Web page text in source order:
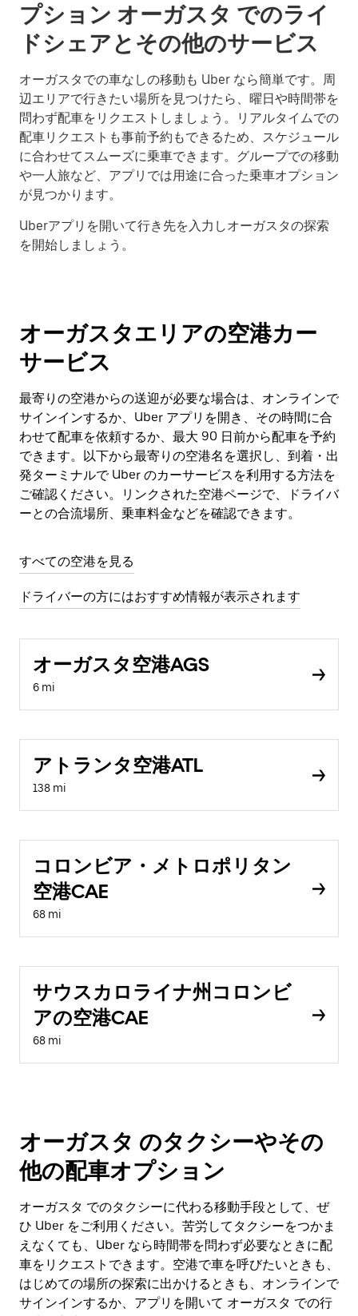
プション オーガスタ でのライ
ドシェアとその他のサービス
オーガスタでの車なしの移動も Uber なら簡単です。周
辺エリアで行きたい場所を見つけたら、曜日や時間帯を
問わず配車をリクエストしましょう。リアルタイムでの
配車リクエストも事前予約もできるため、スケジュール
に合わせてスムーズに乗車できます。グループでの移動
や一人旅など、アプリでは用途に合った乗車オプション
が見つかります。
Uberアプリを開いて行き先を入力しオーガスタの探索
を開始しましょう。
オーガスタエリアの空港カー
サービス
最寄りの空港からの送迎が必要な場合は、オンラインで
サインインするか、Uber アプリを開き、その時間に合
わせて配車を依頼するか、最大 90 日前から配車を予約
できます。以下から最寄りの空港名を選択し、到着・出
発ターミナルで Uber のカーサービスを利用する方法を
ご確認ください。リンクされた空港ページで、ドライバ
ーとの合流場所、乗車料金などを確認できます。
すべての空港を見る
ドライバーの方にはおすすめ情報が表示されます
オーガスタ空港AGS
6 mi
アトランタ空港ATL
138 mi
コロンビア・メトロポリタン
空港CAE
68 mi
サウスカロライナ州コロンビ
アの空港CAE
68 mi
オーガスタ のタクシーやその
他の配車オプション
オーガスタ でのタクシーに代わる移動手段として、ぜ
ひ Uber をご利用ください。苦労してタクシーをつかま
えなくても、Uber なら時間帯を問わず必要なときに配
車をリクエストできます。空港で車を呼びたいときも、
はじめての場所の探索に出かけるときも、オンラインで
サインインするか、アプリを開いて オーガスタ での行